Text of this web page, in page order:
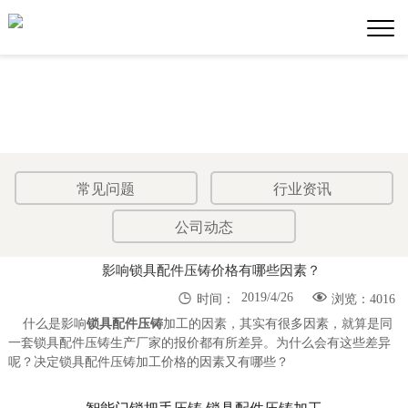
常见问题 行业资讯
公司动态
影响锁具配件压铸价格有哪些因素？
 浏览：4016
 时间：
2019/4/26
什么是影响锁具配件压铸加工的因素，其实有很多因素，就算是同
一套锁具配件压铸生产厂家的报价都有所差异。为什么会有这些差异
呢？决定锁具配件压铸加工价格的因素又有哪些？